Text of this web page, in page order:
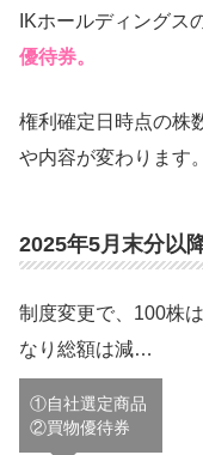
IKホールディングス
優待券。
権利確定日時点の株
や内容が変わります。
2025年5月末分以
制度変更で、100株
なり総額は減…
①自社選定商品
②買物優待券